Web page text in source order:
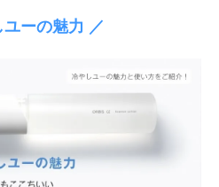
ーの魅力 ／